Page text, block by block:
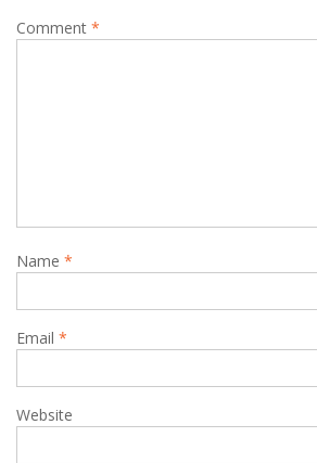
Comment *
Name *
Email *
Website